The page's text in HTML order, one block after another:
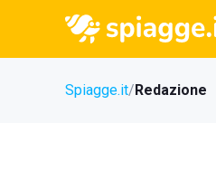
Spiagge.it Redazione